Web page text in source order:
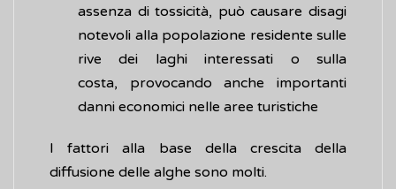
assenza di tossicità, può causare disagi
notevoli alla popolazione residente sulle
rive dei laghi interessati o sulla
costa, provocando anche importanti
danni economici nelle aree turistiche
I fattori alla base della crescita della
diffusione delle alghe sono molti.